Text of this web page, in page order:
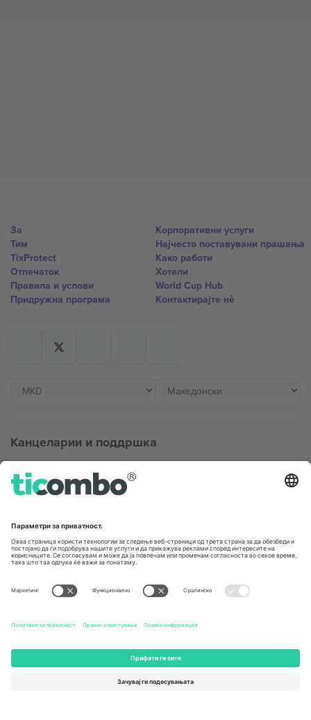
За
Тим
TixProtect
Отпечаток
Правила и услови
Придружна програма
Корпоративни услуги
Најчесто поставувани прашања
Како работи
Хотели
World Cup Hub
Контактирајте нѐ
Канцеларии и поддршка
Germany
Unter den Linden 24, 10117
167 City Road, London, Greater
United States
131 Continental Dr, Suite 305,
Newark, Delaware 19713, United
States
Switzerland
Engelberg, Switzerland
Bulgaria
Regus Sofia City West, bul
United Arab Emirates
UAE Dubai Silicon Oasis, DDP
Building A1, Office 302, Dubai,